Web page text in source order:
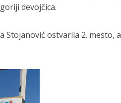
devojčica.
Stojanović ostvarila 2. mesto, a